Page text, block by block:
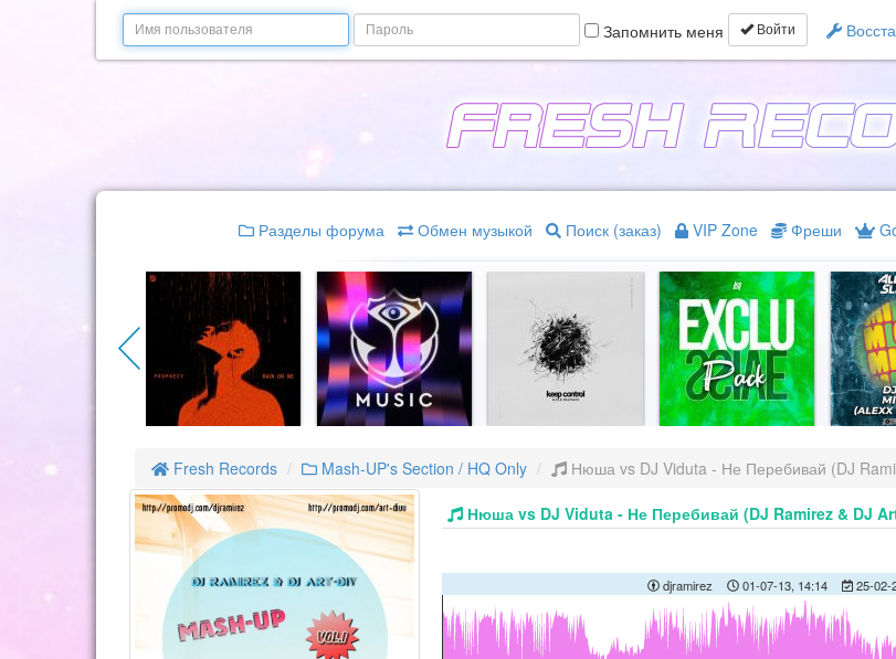
Email Пароль Запомнить меня Войти
Разделы форума Обмен музыкой Поиск (заказ) VIP Zone Фреши
Fresh Records Mash-UP's Section / HQ Only Нюша vs DJ Viduta - Не Перебивай (DJ
Нюша vs DJ Viduta - Не Перебивай (DJ Ramirez & DJ
djramirez 01-07-13, 14:14 25-02-